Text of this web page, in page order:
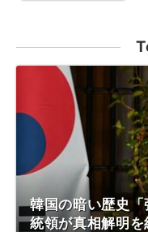
韓国の暗い歴史
統領が真相解明を